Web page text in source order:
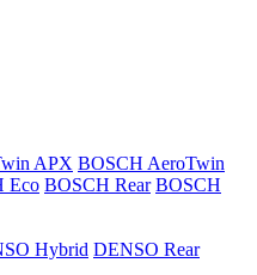
APX BOSCH AeroTwin
Eco BOSCH Rear BOSCH
Hybrid DENSO Rear